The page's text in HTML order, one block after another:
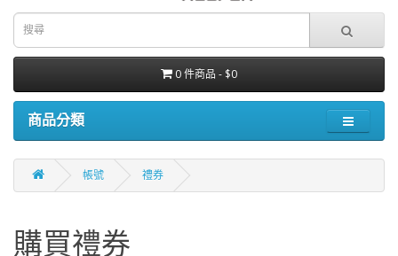
0 件商品 - $0
商品分類
帳號 禮券
購買禮券